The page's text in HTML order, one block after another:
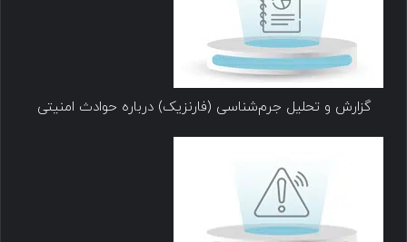
گزارش و تحلیل جرم‌شناسی (فارنزیک) درباره حوادث امنیتی